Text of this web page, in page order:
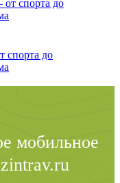
до
мобильное